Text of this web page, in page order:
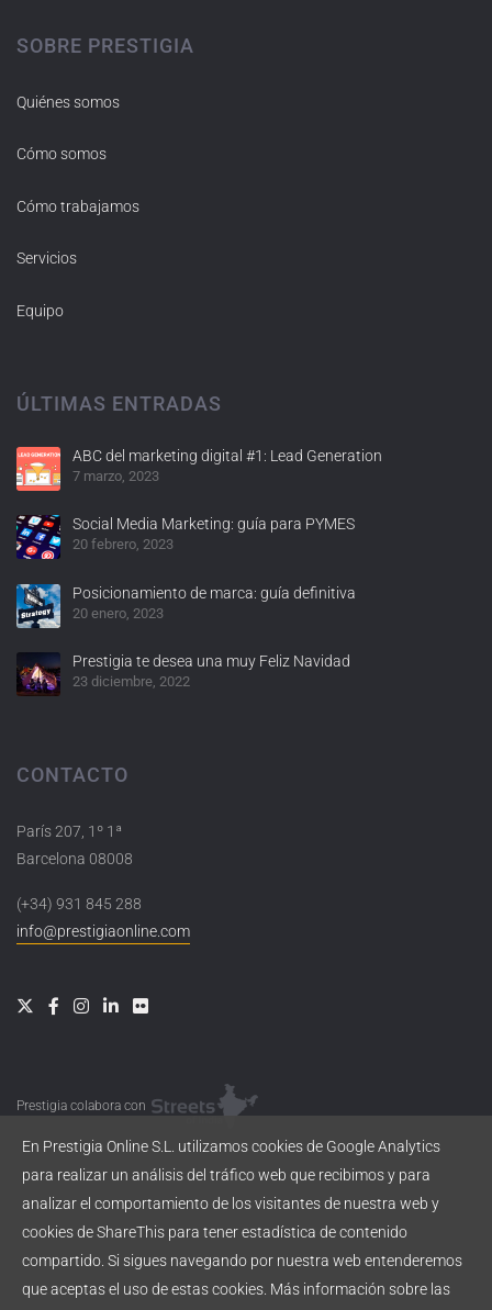
SOBRE PRESTIGIA
Quiénes somos
Cómo somos
Cómo trabajamos
Servicios
Equipo
ÚLTIMAS ENTRADAS
ABC del marketing digital #1: Lead Generation
7 marzo, 2023
Social Media Marketing: guía para PYMES
20 febrero, 2023
Posicionamiento de marca: guía definitiva
20 enero, 2023
Prestigia te desea una muy Feliz Navidad
23 diciembre, 2022
CONTACTO
París 207, 1º 1ª
Barcelona 08008
(+34) 931 845 288
info@prestigiaonline.com
Prestigia colabora con
En Prestigia Online S.L. utilizamos cookies de Google Analytics
para realizar un análisis del tráfico web que recibimos y para
analizar el comportamiento de los visitantes de nuestra web y
cookies de ShareThis para tener estadística de contenido
compartido. Si sigues navegando por nuestra web entenderemos
que aceptas el uso de estas cookies. Más información sobre las